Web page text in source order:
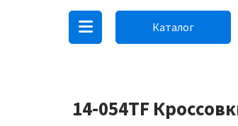
Каталог
14-054TF